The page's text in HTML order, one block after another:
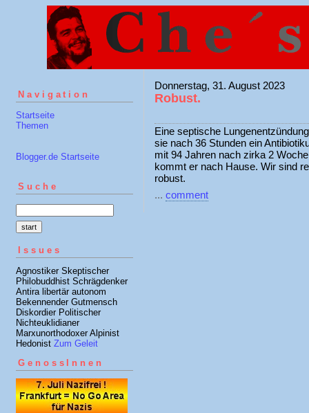
Navigation
Startseite
Themen
Blogger.de Startseite
Suche
Issues
Agnostiker Skeptischer
Philobuddhist Schrägdenker
Antira libertär autonom
Bekennender Gutmensch
Diskordier Politischer
Nichteuklidianer
Marxunorthodoxer Alpinist
Hedonist Zum Geleit
GenossInnen
Donnerstag, 31. August 2023
Robust.
Eine septische
sie nach 36 Stunden ein
mit 94 Jahren nach zirka 2
kommt er nach Hause. Wir sind
robust.
... comment